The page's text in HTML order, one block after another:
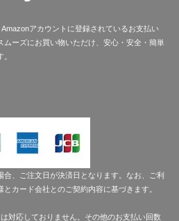
アカウントに登録されているお支払い
ーズにお買い物いただけ、安心・安全・簡単
。
、ご注文日が決済日となります。なお、ご利
カード会社とのご契約内容に基づきます。
対応しておりません。その他のお支払い回数